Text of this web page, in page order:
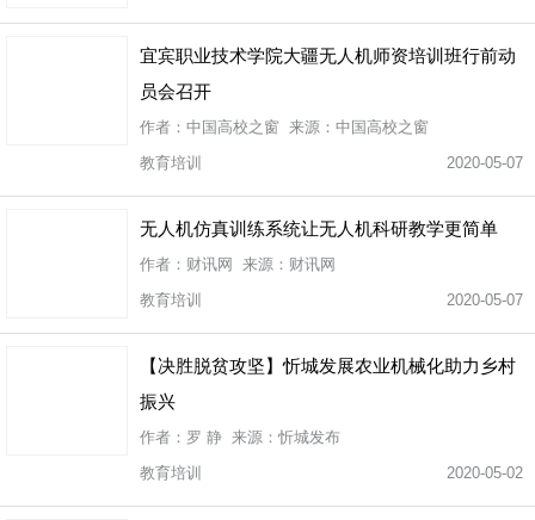
宜宾职业技术学院大疆无人机师资培训班行前动
员会召开
作者：中国高校之窗 来源：中国高校之窗
教育培训
2020-05-07
无人机仿真训练系统让无人机科研教学更简单
作者：财讯网 来源：财讯网
教育培训
2020-05-07
【决胜脱贫攻坚】忻城发展农业机械化助力乡村
振兴
作者：罗 静 来源：忻城发布
教育培训
2020-05-02